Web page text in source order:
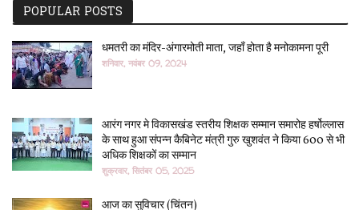
POPULAR POSTS
धमतरी का मंदिर-अंगारमोती माता, जहाँ होता है मनोकामना पूरी
शनिवार, नवंबर 09, 2024
आरंग नगर मे विकासखंड स्तरीय शिक्षक सम्मान समारोह हर्षोल्लास
के साथ हुआ संपन्न कैबिनेट मंत्री गुरु खुशवंत ने किया 600 से भी
अधिक शिक्षकों का सम्मान
शुक्रवार, सितंबर 05, 2025
आज का सुविचार (चिंतन)